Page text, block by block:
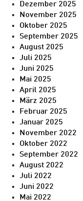
Dezember 2025
November 2025
Oktober 2025
September 2025
August 2025
Juli 2025
Juni 2025
Mai 2025
April 2025
März 2025
Februar 2025
Januar 2025
November 2022
Oktober 2022
September 2022
August 2022
Juli 2022
Juni 2022
Mai 2022